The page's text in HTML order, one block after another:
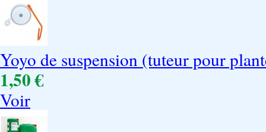
Yoyo de suspension (tuteur pour
1,50 €
Voir